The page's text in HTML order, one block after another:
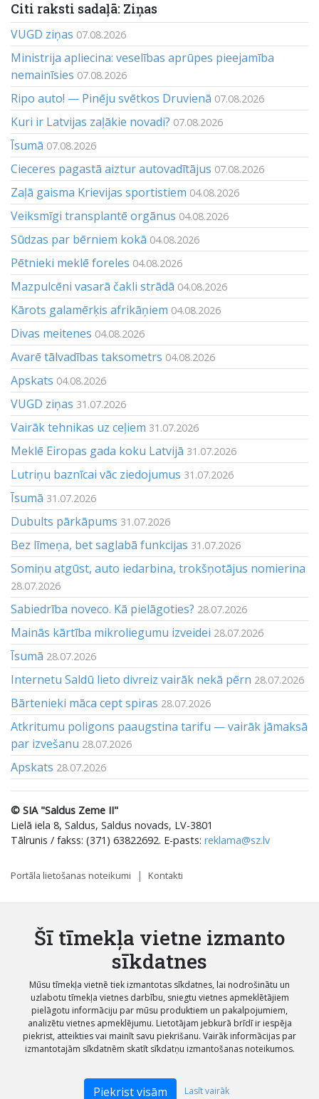
Citi raksti sadaļā: Ziņas
VUGD ziņas 07.08.2026
Ministrija apliecina: veselības aprūpes pieejamība
nemainīsies 07.08.2026
Ripo auto! — Pinēju svētkos Druvienā 07.08.2026
Kuri ir Latvijas zaļākie novadi? 07.08.2026
Īsumā 07.08.2026
Cieceres pagastā aiztur autovadītājus 07.08.2026
Zaļā gaisma Krievijas sportistiem 04.08.2026
Veiksmīgi transplantē orgānus 04.08.2026
Sūdzas par bērniem kokā 04.08.2026
Pētnieki meklē foreles 04.08.2026
Mazpulcēni vasarā čakli strādā 04.08.2026
Kārots galamērķis afrikāņiem 04.08.2026
Divas meitenes 04.08.2026
Avarē tālvadības taksometrs 04.08.2026
Apskats 04.08.2026
VUGD ziņas 31.07.2026
Vairāk tehnikas uz ceļiem 31.07.2026
Meklē Eiropas gada koku Latvijā 31.07.2026
Lutriņu baznīcai vāc ziedojumus 31.07.2026
Īsumā 31.07.2026
Dubults pārkāpums 31.07.2026
Bez līmeņa, bet saglabā funkcijas 31.07.2026
Somiņu atgūst, auto iedarbina, trokšņotājus nomierina
28.07.2026
Sabiedrība noveco. Kā pielāgoties? 28.07.2026
Mainās kārtība mikroliegumu izveidei 28.07.2026
Īsumā 28.07.2026
Internetu Saldū lieto divreiz vairāk nekā pērn 28.07.2026
Bārtenieki māca cept spiras 28.07.2026
Atkritumu poligons paaugstina tarifu — vairāk jāmaksā
par izvešanu 28.07.2026
Apskats 28.07.2026
© SIA "Saldus Zeme II"
Lielā iela 8, Saldus, Saldus novads, LV-3801
Tālrunis / fakss: (371) 63822692. E-pasts: reklama@sz.lv
Portāla lietošanas noteikumi Kontakti
Šī tīmekļa vietne izmanto
sīkdatnes
Mūsu tīmekļa vietnē tiek izmantotas sīkdatnes, lai nodrošinātu un
uzlabotu tīmekļa vietnes darbību, sniegtu vietnes apmeklētājiem
pielāgotu informāciju par mūsu produktiem un pakalpojumiem,
analizētu vietnes apmeklējumu. Lietotājam jebkurā brīdī ir iespēja
piekrist, atteikties vai mainīt savu piekrišanu. Vairāk informācijas par
izmantotajām sīkdatnēm skatīt sīkdatņu izmantošanas noteikumos.
Piekrist visām Lasīt vairāk